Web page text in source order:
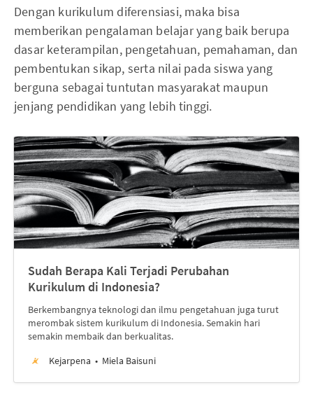
Dengan kurikulum diferensiasi, maka bisa
memberikan pengalaman belajar yang baik berupa
dasar keterampilan, pengetahuan, pemahaman, dan
pembentukan sikap, serta nilai pada siswa yang
berguna sebagai tuntutan masyarakat maupun
jenjang pendidikan yang lebih tinggi.
Sudah Berapa Kali Terjadi Perubahan
Kurikulum di Indonesia?
Berkembangnya teknologi dan ilmu pengetahuan juga turut
merombak sistem kurikulum di Indonesia. Semakin hari
semakin membaik dan berkualitas.
Kejarpena
Miela Baisuni